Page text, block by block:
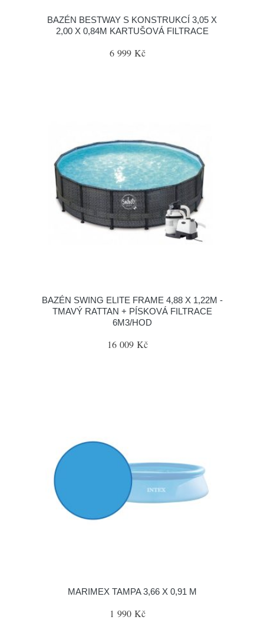
BAZÉN BESTWAY S KONSTRUKCÍ 3,05 X
2,00 X 0,84M KARTUŠOVÁ FILTRACE
6 999 Kč
BAZÉN SWING ELITE FRAME 4,88 X 1,22M -
TMAVÝ RATTAN + PÍSKOVÁ FILTRACE
6M3/HOD
16 009 Kč
MARIMEX TAMPA 3,66 X 0,91 M
1 990 Kč